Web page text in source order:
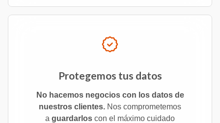
Protegemos tus datos
No hacemos negocios con los datos de
nuestros clientes. Nos comprometemos
a guardarlos con el máximo cuidado